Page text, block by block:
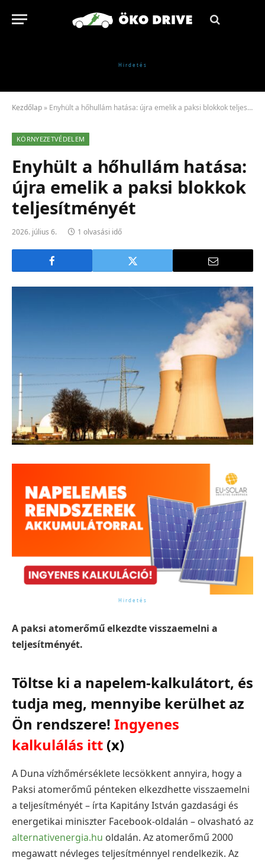
Kezdőlap » Enyhült a hőhullám hatása: újra emelik a paksi blokkok teljesítményét
KÖRNYEZETVÉDELEM
Enyhült a hőhullám hatása:
újra emelik a paksi blokkok
teljesítményét
2026. július 6. 1 olvasási idő
A paksi atomerőmű elkezdte visszaemelni a
teljesítményét.
Töltse ki a napelem-kalkulátort, és
tudja meg, mennyibe kerülhet az
Ön rendszere! Ingyenes
kalkulálás itt (x)
A Duna vízhőmérséklete lecsökkent annyira, hogy a
Paksi atomerőmű pénteken elkezdhette visszaemelni
a teljesítményét – írta Kapitány István gazdasági és
energetikai miniszter Facebook-oldalán – olvasható az
alternativenergia.hu oldalán. Az atomerőmű 2000
megawatt névleges teljesítménnyel rendelkezik. Az